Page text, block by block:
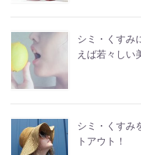
シミ・くすみ
えば若々しい
シミ・くすみ
トアウト！